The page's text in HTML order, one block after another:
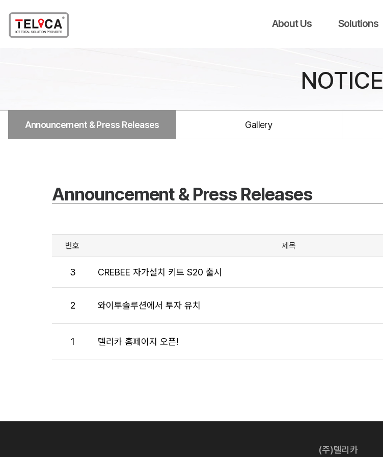
About Us Solutions
NOTICE
Announcement & Press Releases Gallery
Announcement & Press Releases
번호 제목
3 CREBEE 자가설치 키트 S20 출시
2 와이투솔루션에서 투자 유치
1 텔리카 홈페이지 오픈!
(주)텔리카